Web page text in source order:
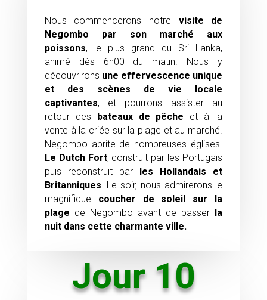
Nous commencerons notre visite de
Negombo par
son marché aux
poissons, le plus grand du Sri Lanka,
animé dès 6h00 du matin. Nous y
découvrirons une effervescence unique
et des scènes de vie locale
captivantes, et pourrons assister au
retour des bateaux de pêche et à la
vente à la criée sur la plage et au marché.
Negombo abrite de nombreuses églises.
Le Dutch Fort, construit par les Portugais
puis reconstruit par les Hollandais et
Britanniques . Le soir, nous admirerons le
magnifique coucher de soleil sur la
plage de Negombo avant de passer la
nuit dans cette charmante ville.
Jour 10